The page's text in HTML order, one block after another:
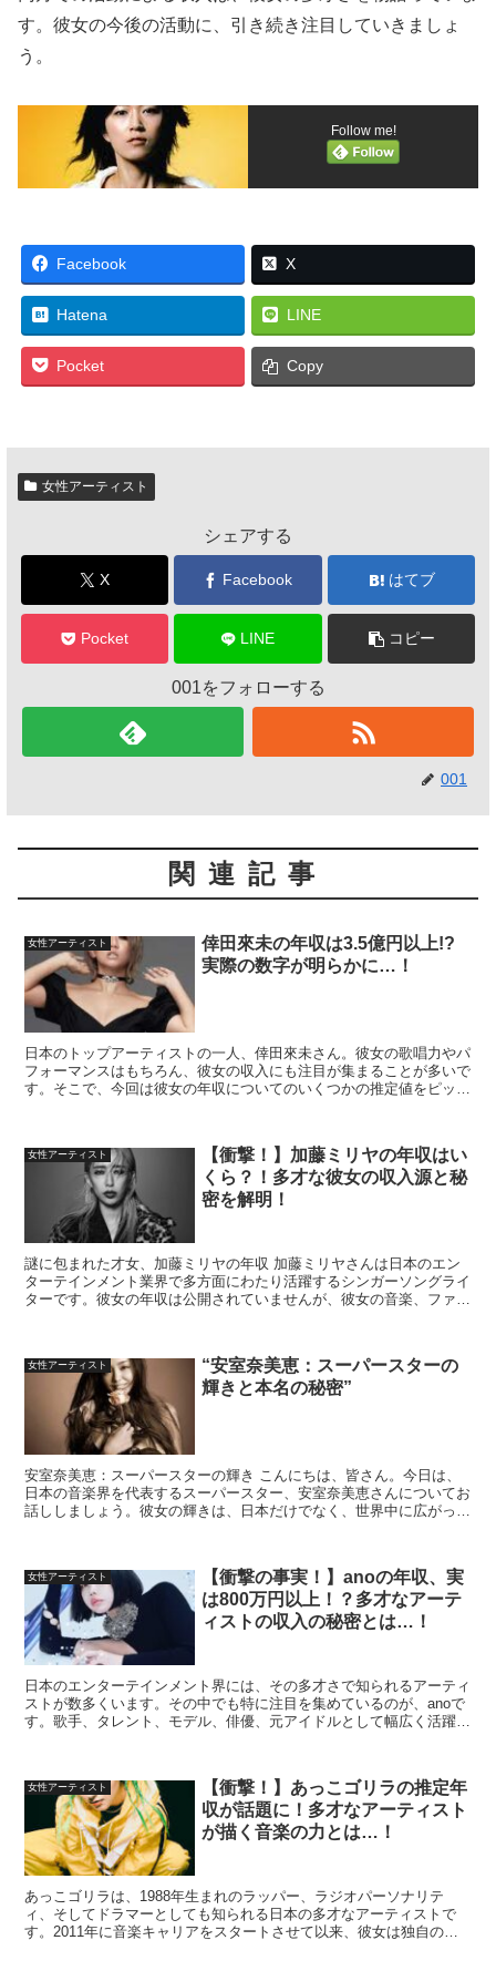
す。彼女の今後の活動に、引き続き注目していきましょ
う。
Follow me!
Facebook X
Hatena LINE
Pocket Copy
女性アーティスト
シェアする
X Facebook はてブ
Pocket LINE コピー
001をフォローする
001
関連記事
女性アーティスト
倖田來未の年収は3.5億円以上!?
実際の数字が明らかに…！
日本のトップアーティストの一人、倖田來未さん。彼女の歌唱力やパ
フォーマンスはもちろん、彼女の収入にも注目が集まることが多いで
す。そこで、今回は彼女の年収についてのいくつかの推定値をピック
女性アーティスト
【衝撃！】加藤ミリヤの年収はい
くら？！多才な彼女の収入源と秘
密を解明！
謎に包まれた才女、加藤ミリヤの年収 加藤ミリヤさんは日本のエン
ターテインメント業界で多方面にわたり活躍するシンガーソングライ
ターです。彼女の年収は公開されていませんが、彼女の音楽、ファッ
女性アーティスト
“安室奈美恵：スーパースターの
輝きと本名の秘密”
安室奈美恵：スーパースターの輝き こんにちは、皆さん。今日は、
日本の音楽界を代表するスーパースター、安室奈美恵さんについてお
話ししましょう。彼女の輝きは、日本だけでなく、世界中に広がって
女性アーティスト
【衝撃の事実！】anoの年収、実
は800万円以上！？多才なアーテ
ィストの収入の秘密とは…！
日本のエンターテインメント界には、その多才さで知られるアーティ
ストが数多くいます。その中でも特に注目を集めているのが、anoで
す。歌手、タレント、モデル、俳優、元アイドルとして幅広く活躍す
女性アーティスト
【衝撃！】あっこゴリラの推定年
収が話題に！多才なアーティスト
が描く音楽の力とは…！
あっこゴリラは、1988年生まれのラッパー、ラジオパーソナリテ
ィ、そしてドラマーとしても知られる日本の多才なアーティストで
す。2011年に音楽キャリアをスタートさせて以来、彼女は独自のサ